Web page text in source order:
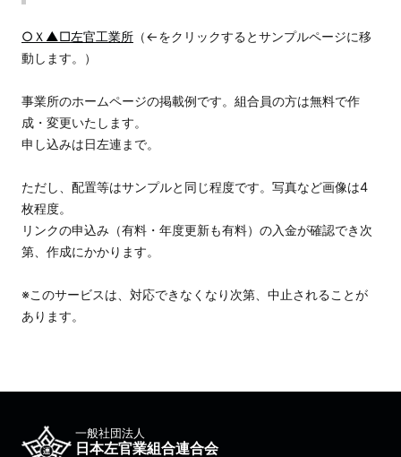
○Ｘ▲□左官工業所 （←をクリックするとサンプルページに移
動します。）
事業所のホームページの掲載例です。組合員の方は無料で作
成・変更いたします。
申し込みは日左連まで。
ただし、配置等はサンプルと同じ程度です。写真など画像は4
枚程度。
リンクの申込み（有料・年度更新も有料）の入金が確認でき次
第、作成にかかります。
※このサービスは、対応できなくなり次第、中止されることが
あります。
一般社団法人
日本左官業組合連合会